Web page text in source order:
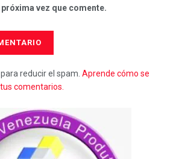
vez que comente.
reducir el spam. Aprende cómo se
comentarios.